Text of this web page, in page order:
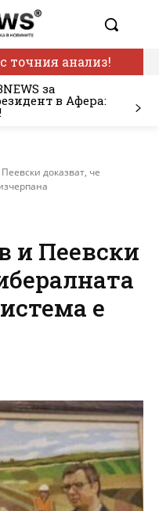
точния анализ!
за
в Афера:
доказват, че
и Пеевски
е